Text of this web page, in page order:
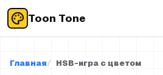
Toon Tone
Главная HSB-игра с цветом